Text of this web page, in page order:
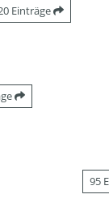
Einträge
95